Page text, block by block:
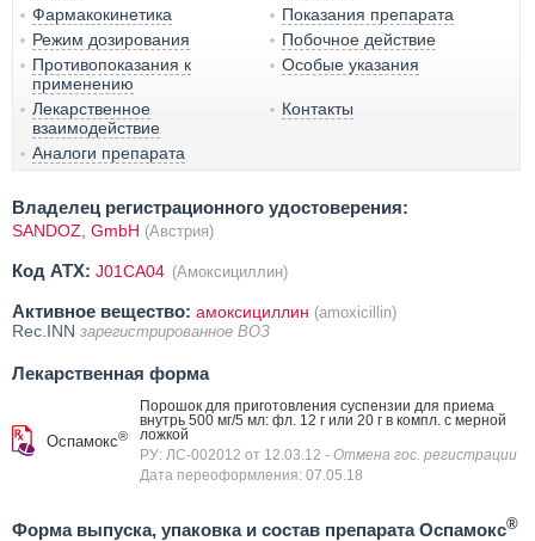
Фармакокинетика
Показания препарата
Режим дозирования
Побочное действие
Противопоказания к
применению
Особые указания
Лекарственное
взаимодействие
Контакты
Аналоги препарата
Владелец регистрационного удостоверения:
SANDOZ, GmbH (Австрия)
Код ATX: J01CA04 (Амоксициллин)
Активное вещество: амоксициллин (amoxicillin)
Rec.INN зарегистрированное ВОЗ
Лекарственная форма
Оспамокс®
Порошок для приготовления суспензии для приема
внутрь 500 мг/5 мл: фл. 12 г или 20 г в компл. с мерной
ложкой
РУ: ЛС-002012 от 12.03.12 - Отмена гос. регистрации
Дата переоформления: 07.05.18
Форма выпуска, упаковка и состав препарата Оспамокс®